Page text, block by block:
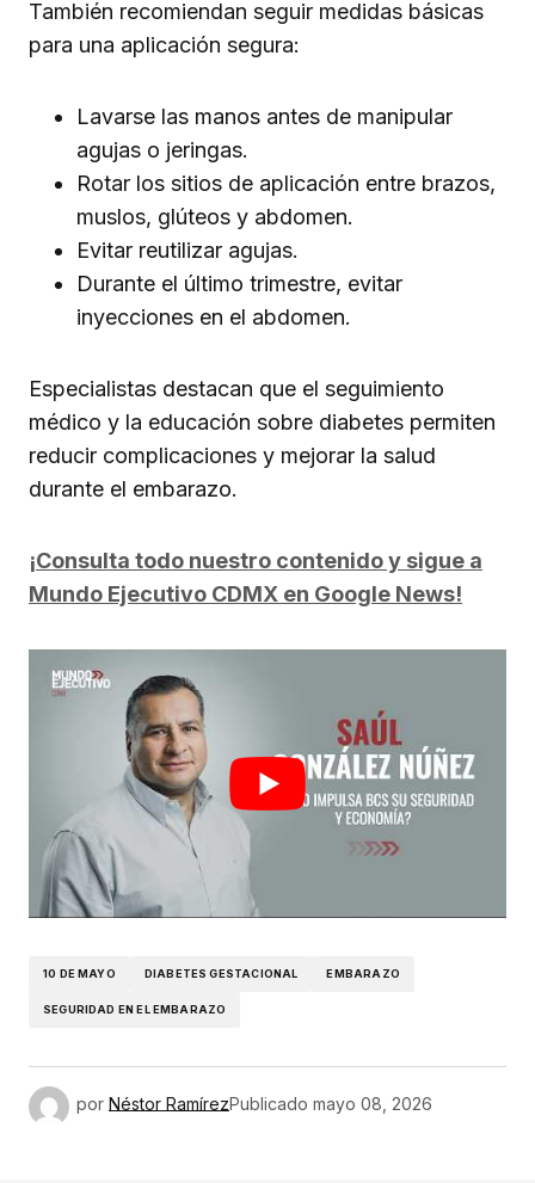
También recomiendan seguir medidas básicas
para una aplicación segura:
Lavarse las manos antes de manipular
agujas o jeringas.
Rotar los sitios de aplicación entre brazos,
muslos, glúteos y abdomen.
Evitar reutilizar agujas.
Durante el último trimestre, evitar
inyecciones en el abdomen.
Especialistas destacan que el seguimiento
médico y la educación sobre diabetes permiten
reducir complicaciones y mejorar la salud
durante el embarazo.
¡Consulta todo nuestro contenido y sigue a
Mundo Ejecutivo CDMX en Google News!
10 DE MAYO DIABETES GESTACIONAL EMBARAZO
SEGURIDAD EN EL EMBARAZO
por Néstor RamírezPublicado mayo 08, 2026